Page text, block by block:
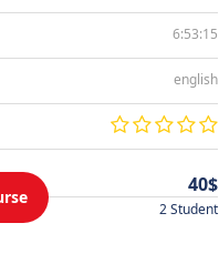
6:53:15
english
40$
2 Student